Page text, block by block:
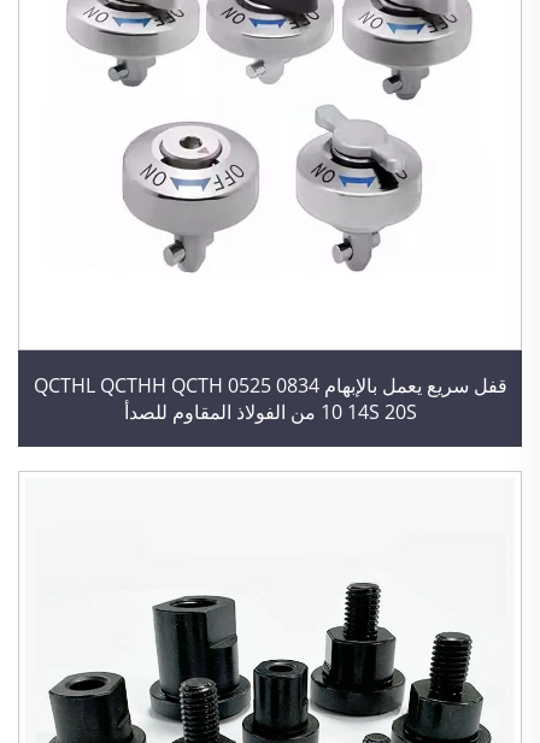
قفل سريع يعمل بالإبهام QCTHL QCTHH QCTH 0525 0834
10 14S 20S من الفولاذ المقاوم للصدأ